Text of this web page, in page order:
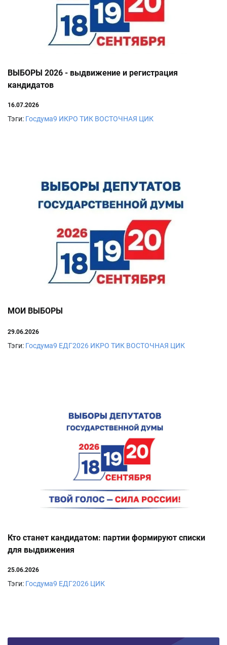
ВЫБОРЫ 2026 - выдвижение и регистрация
кандидатов
16.07.2026
Тэги: Госдума9 ИКРО ТИК ВОСТОЧНАЯ ЦИК
МОИ ВЫБОРЫ
29.06.2026
Тэги: Госдума9 ЕДГ2026 ИКРО ТИК ВОСТОЧНАЯ ЦИК
Кто станет кандидатом: партии формируют списки
для выдвижения
25.06.2026
Тэги: Госдума9 ЕДГ2026 ЦИК